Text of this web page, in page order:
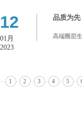
12
01月
2023
品质为先
高端圈层
1 2 3 4 5